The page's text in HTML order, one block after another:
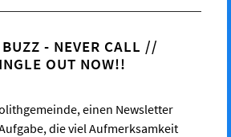
- NEVER CALL //
OUT NOW!!
einen Newsletter
die viel Aufmerksamkeit